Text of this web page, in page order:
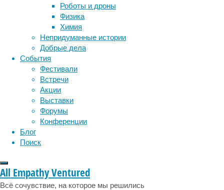
Роботы и дроны
Физика
Химия
Непридуманные истории
Добрые дела
События
Фестивали
Встречи
Акции
Выставки
Форумы
Конференции
Блог
Поиск
All Empathy Ventured
Всё сочувствие, на которое мы решились
Рассмотрев
данные
почти
88
тысяч
человек
старше
50
лет
из
разных
между
использованием
лекарства медицина
мозг наука
нейробиология
нейрофизиология
поведение
сон социальные проблемы
физиология
эмоции